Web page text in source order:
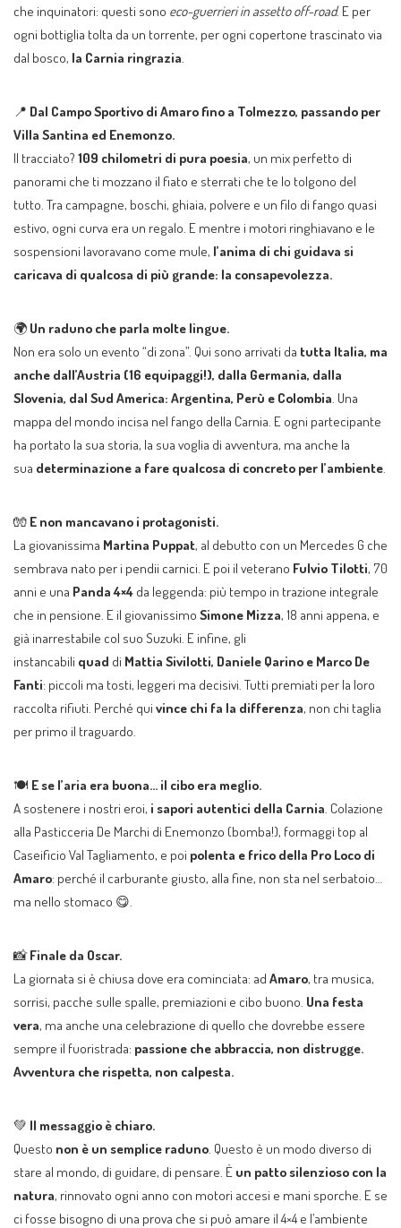
che inquinatori: questi sono eco-guerrieri in assetto off-road. E per
ogni bottiglia tolta da un torrente, per ogni copertone trascinato via
dal bosco, la Carnia ringrazia
📍 Dal Campo Sportivo di Amaro fino a Tolmezzo, passando per
Villa Santina ed Enemonzo.
Il tracciato? 109 chilometri di pura poesia, un mix perfetto di
panorami che ti mozzano il fiato e sterrati che te lo tolgono del
tutto. Tra campagne, boschi, ghiaia, polvere e un filo di fango quasi
estivo, ogni curva era un regalo. E mentre i motori ringhiavano e le
sospensioni lavoravano come mule, l’anima di chi guidava si
caricava di qualcosa di più grande: la consapevolezza.
🌍 Un raduno che parla molte lingue.
Non era solo un evento “di zona”. Qui sono arrivati da tutta Italia, ma
anche dall’Austria (16 equipaggi!), dalla Germania, dalla
Slovenia, dal Sud America: Argentina, Perù e Colombia . Una
mappa del mondo incisa nel fango della Carnia. E ogni partecipante
ha portato la sua storia, la sua voglia di avventura, ma anche la
sua determinazione a fare qualcosa di concreto per l’ambiente
🧤 E non mancavano i protagonisti.
La giovanissima Martina Puppat, al debutto con un Mercedes G che
sembrava nato per i pendii carnici. E poi il veterano Fulvio Tilotti, 70
anni e una Panda 4×4 da leggenda: più tempo in trazione integrale
che in pensione. E il giovanissimo Simone Mizza, 18 anni appena, e
già inarrestabile col suo Suzuki. E infine, gli
instancabili quad di Mattia Sivilotti, Daniele Qarino e Marco De
Fanti: piccoli ma tosti, leggeri ma decisivi. Tutti premiati per la loro
raccolta rifiuti. Perché qui vince chi fa la differenza, non chi taglia
per primo il traguardo.
🍽️ E se l’aria era buona… il cibo era meglio.
A sostenere i nostri eroi, i sapori autentici della Carnia . Colazione
alla Pasticceria De Marchi di Enemonzo (bomba!), formaggi top al
Caseificio Val Tagliamento, e poi polenta e frico della Pro Loco di
Amaro: perché il carburante giusto, alla fine, non sta nel serbatoio…
ma nello stomaco 😋.
📸Finale da Oscar.
La giornata si è chiusa dove era cominciata: ad Amaro, tra musica,
sorrisi, pacche sulle spalle, premiazioni e cibo buono. Una festa
vera, ma anche una celebrazione di quello che dovrebbe essere
sempre il fuoristrada: passione che abbraccia, non distrugge.
Avventura che rispetta, non calpesta.
💚 Il messaggio è chiaro.
Questo non è un semplice raduno . Questo è un modo diverso di
stare al mondo, di guidare, di pensare. È un patto silenzioso con la
natura, rinnovato ogni anno con motori accesi e mani sporche. E se
ci fosse bisogno di una prova che si può amare il 4×4 e l’ambiente